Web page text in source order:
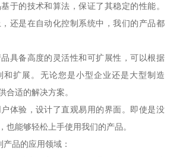
于的技术和算法，保证了其稳定的性能。
还是在自动化控制系统中，我们的产品都
具备高度的灵活性和可扩展性，可以根据
和扩展。无论您是小型企业还是大型制造
合适的解决方案。
体验，设计了直观易用的界面。即使是没
也能够轻松上手使用我们的产品。
品的应用领域：